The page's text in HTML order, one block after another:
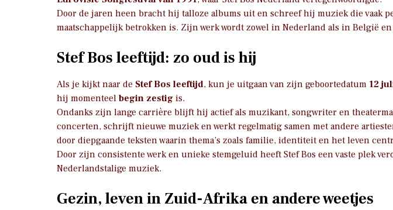
Door de jaren heen bracht hij talloze albums uit en schreef hij muziek die vaak
maatschappelijk betrokken is. Zijn werk wordt zowel in Nederland als in België
Stef Bos leeftijd: zo oud is hij
Als je kijkt naar de Stef Bos leeftijd, kun je uitgaan van zijn geboortedatum 12
hij momenteel begin zestig is.
Ondanks zijn lange carrière blijft hij actief als muzikant, songwriter en
concerten, schrijft nieuwe muziek en werkt regelmatig samen met andere
door diepgaande teksten waarin thema’s zoals familie, identiteit en het leven
Door zijn consistente werk en unieke stemgeluid heeft Stef Bos een vaste plek
Nederlandstalige muziek.
Gezin, leven in Zuid-Afrika en andere weetjes